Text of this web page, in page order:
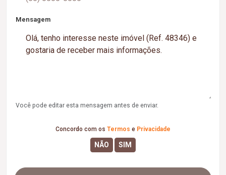
Mensagem
Você pode editar esta mensagem antes de enviar.
Concordo com os Termos e Privacidade